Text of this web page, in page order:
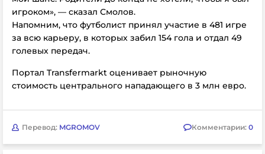
игроком», — сказал Смолов.
Напомним, что футболист принял участие в 481 игре
за всю карьеру, в которых забил 154 гола и отдал 49
голевых передач.
Портал Transfermarkt оценивает рыночную
стоимость центрального нападающего в 3 млн евро.
Перевод: MGROMOV Комментарии: 0